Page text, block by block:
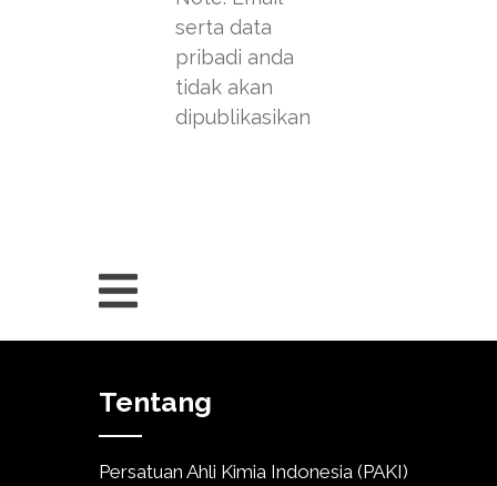
serta data
pribadi anda
tidak akan
dipublikasikan
Tentang
Persatuan Ahli Kimia Indonesia (PAKI)